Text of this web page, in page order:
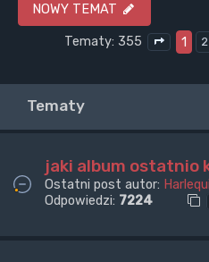
NOWY TEMAT
Tematy: 355
Strona1
1 2
Tematy
jaki album ostatnio
Ostatni post autor:
Odpowiedzi: 7224